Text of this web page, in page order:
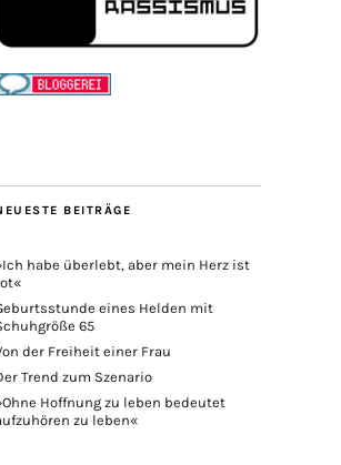
BEITRÄGE
habe überlebt, aber mein Herz ist
eines Helden mit
65
der Freiheit einer Frau
Trend zum Szenario
Hoffnung zu leben bedeutet
zu leben«